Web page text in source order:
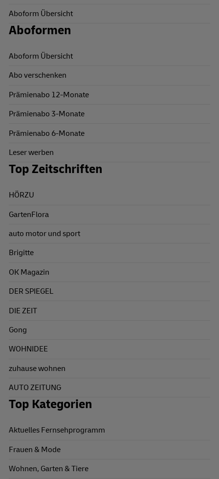
Aboform Übersicht
Aboformen
Aboform Übersicht
Abo verschenken
Prämienabo 12-Monate
Prämienabo 3-Monate
Prämienabo 6-Monate
Leser werben
Top Zeitschriften
HÖRZU
GartenFlora
auto motor und sport
Brigitte
OK Magazin
DER SPIEGEL
DIE ZEIT
Gong
WOHNIDEE
zuhause wohnen
AUTO ZEITUNG
Top Kategorien
Aktuelles Fernsehprogramm
Frauen & Mode
Wohnen, Garten & Tiere